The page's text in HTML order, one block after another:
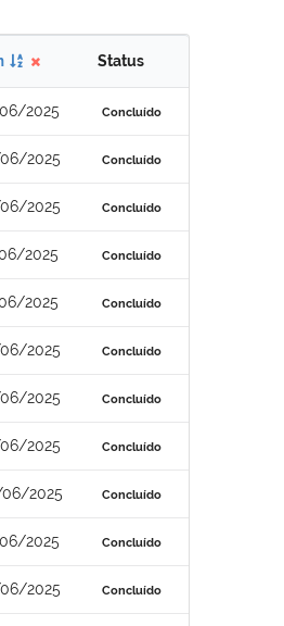
Status
2025 Concluído
2025 Concluído
2025 Concluído
2025 Concluído
2025 Concluído
2025 Concluído
2025 Concluído
2025 Concluído
2025 Concluído
2025 Concluído
2025 Concluído